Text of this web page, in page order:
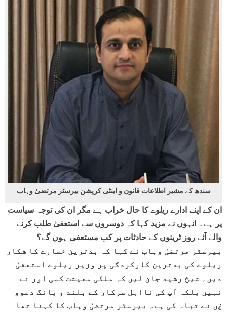
سندھ کے مشیر اطلاعات قانون و اینٹی کرپشن بیرسٹر مرتضیٰ وہاب
ان کے اپنے ادارے ریلوے کا حال خراب ہے مگر ان کی توجہ سیاست
پر ہے۔ انہوں نے مزید کہا کہ دوسروں سے استعفیٰ طلب کرنے
والے آئے روز ٹرینوں کے حادثات پر کب مستعفی ہوں گے؟
بیرسٹر مرتضیٰ وہاب نے کہا کہ بدترین خسارے کا شکار
ریلوے کی بدترین کارکردگی پر وزیر ریلوے استعفیٰ
دیں۔ شیخ رشید جان لیں کہ ملکی معیشت کسی اور نے
نہیں بلکہ آپ کی نااہل سرکار کے بلند و بانگ دعوو
¿ں نے تباہ کی ہے۔ بیرسٹر مرتضیٰ وہاب کا کہنا تھا